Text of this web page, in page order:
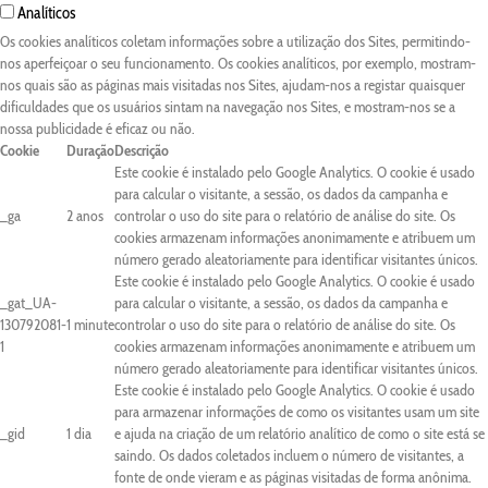
Analíticos
Os cookies analíticos coletam informações sobre a utilização dos Sites, permitindo-
nos aperfeiçoar o seu funcionamento. Os cookies analíticos, por exemplo, mostram-
nos quais são as páginas mais visitadas nos Sites, ajudam-nos a registar quaisquer
dificuldades que os usuários sintam na navegação nos Sites, e mostram-nos se a
nossa publicidade é eficaz ou não.
Cookie
DuraçãoDescrição
_ga 2 anos
Este cookie é instalado pelo Google Analytics. O cookie é usado
para calcular o visitante, a sessão, os dados da campanha e
controlar o uso do site para o relatório de análise do site. Os
cookies armazenam informações anonimamente e atribuem um
número gerado aleatoriamente para identificar visitantes únicos.
_gat_UA-
130792081-
1
1 minute
Este cookie é instalado pelo Google Analytics. O cookie é usado
para calcular o visitante, a sessão, os dados da campanha e
controlar o uso do site para o relatório de análise do site. Os
cookies armazenam informações anonimamente e atribuem um
número gerado aleatoriamente para identificar visitantes únicos.
_gid 1 dia
Este cookie é instalado pelo Google Analytics. O cookie é usado
para armazenar informações de como os visitantes usam um site
e ajuda na criação de um relatório analítico de como o site está se
saindo. Os dados coletados incluem o número de visitantes, a
fonte de onde vieram e as páginas visitadas de forma anônima.